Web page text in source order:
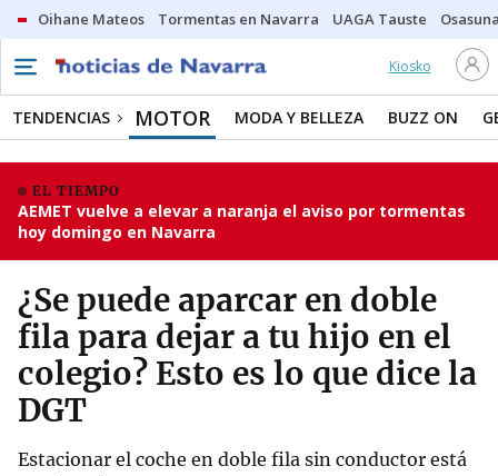
Oihane Mateos Tormentas en Navarra UAGA Tauste
Kiosko
TENDENCIAS MOTOR MODA Y BELLEZA BUZZ ON
EL TIEMPO
AEMET vuelve a elevar a naranja el aviso por tormentas
hoy domingo en Navarra
¿Se puede aparcar en doble
fila para dejar a tu hijo en el
colegio? Esto es lo que dice la
DGT
Estacionar el coche en doble fila sin conductor está